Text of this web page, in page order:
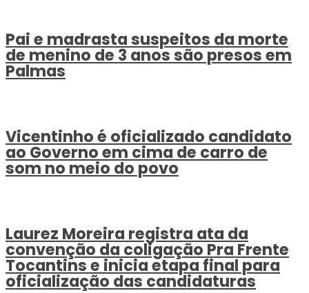
Pai e madrasta suspeitos da morte
de menino de 3 anos são presos em
Palmas
Vicentinho é oficializado candidato
ao Governo em cima de carro de
som no meio do povo
Laurez Moreira registra ata da
convenção da coligação Pra Frente
Tocantins e inicia etapa final para
oficialização das candidaturas